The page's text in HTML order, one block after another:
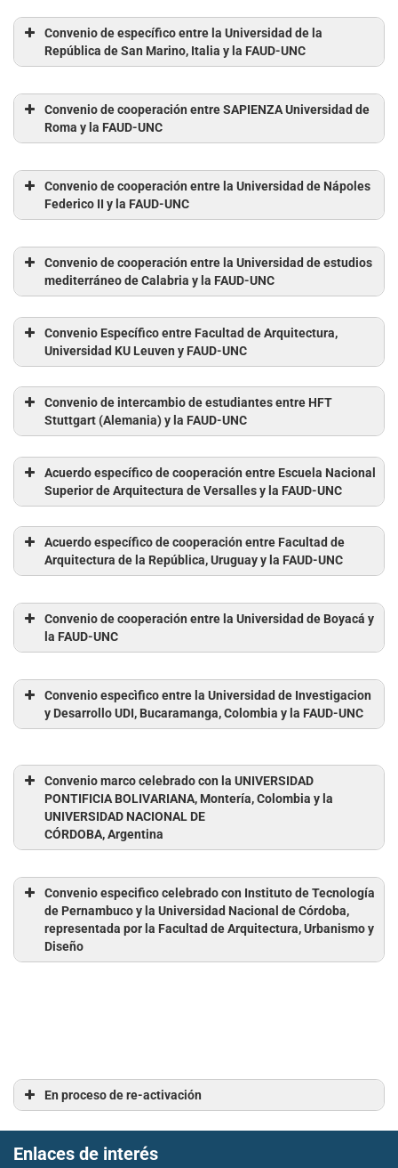
Convenio de específico entre la Universidad de la
República de San Marino, Italia y la FAUD-UNC
Convenio de cooperación entre SAPIENZA Universidad de
Roma y la FAUD-UNC
Convenio de cooperación entre la Universidad de Nápoles
Federico II y la FAUD-UNC
Convenio de cooperación entre la Universidad de estudios
mediterráneo de Calabria y la FAUD-UNC
Convenio Específico entre Facultad de Arquitectura,
Universidad KU Leuven y FAUD-UNC
Convenio de intercambio de estudiantes entre HFT
Stuttgart (Alemania) y la FAUD-UNC
Acuerdo específico de cooperación entre Escuela Nacional
Superior de Arquitectura de Versalles y la FAUD-UNC
Acuerdo específico de cooperación entre Facultad de
Arquitectura de la República, Uruguay y la FAUD-UNC
Convenio de cooperación entre la Universidad de Boyacá y
la FAUD-UNC
Convenio especìfico entre la Universidad de Investigacion
y Desarrollo UDI, Bucaramanga, Colombia y la FAUD-UNC
Convenio marco celebrado con la UNIVERSIDAD
PONTIFICIA BOLIVARIANA, Montería, Colombia y la
UNIVERSIDAD NACIONAL DE
CÓRDOBA, Argentina
Convenio especifico celebrado con Instituto de Tecnología
de Pernambuco y la Universidad Nacional de Córdoba,
representada por la Facultad de Arquitectura, Urbanismo y
Diseño
En proceso de re-activación
Enlaces de interés